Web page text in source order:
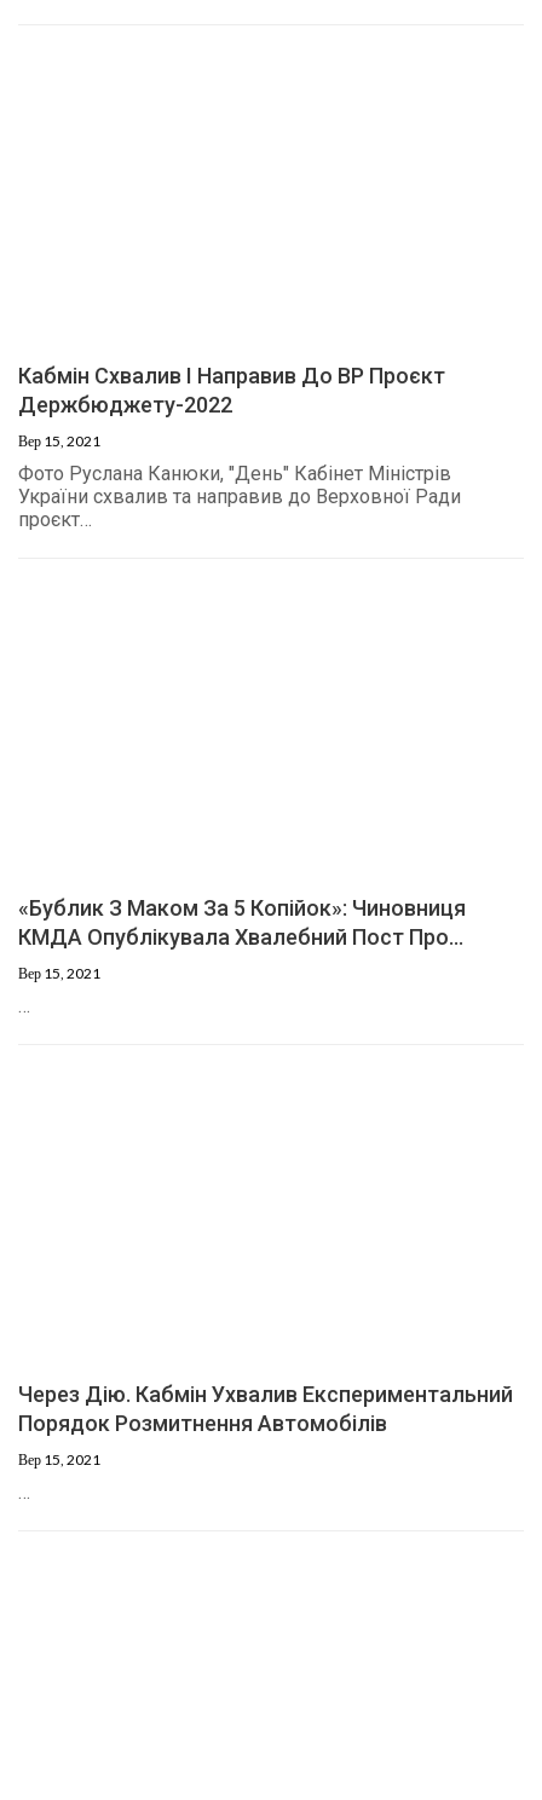
Кабмін Схвалив І Направив До ВР Проєкт
Держбюджету-2022
Вер 15, 2021
Фото Руслана Канюки, "День" Кабінет Міністрів
України схвалив та направив до Верховної Ради
проєкт…
«Бублик З Маком За 5 Копійок»: Чиновниця
КМДА Опублікувала Хвалебний Пост Про…
Вер 15, 2021
…
Через Дію. Кабмін Ухвалив Експериментальний
Порядок Розмитнення Автомобілів
Вер 15, 2021
…